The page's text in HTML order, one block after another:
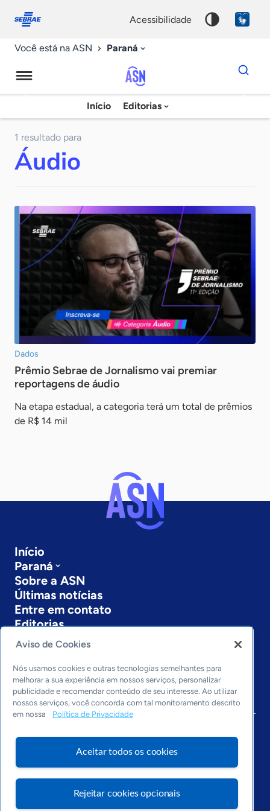
conosco
acessibilidade
Você está na ASN Paraná
Agência
Sebrae
Início Editorias
Dados
para
chave
1 resultado para
Áudio
Dados
Prêmio Sebrae de Jornalismo vai premiar
reportagens de áudio
Na etapa estadual, a categoria terá um total de prêmios
de R$ 14 mil
Início
Paraná
Sobre a ASN
Últimas notícias
Entre em contato
Editorias
Economia & Política
Inovação & Tecnologia
Cultura empreendedora
Dados
Arquivo
Aviso de Cookies
Nós usamos cookies e outras tecnologias semelhantes para
melhorar a sua experiência em nossos serviços, personalizar
publicidade e recomendar conteúdo de seu interesse. Ao utilizar
nossos serviços, você concorda com tal monitoramento descrito
em nossa
Política de Privacidade
Aceitar todos os cookies
Rejeitar cookies opcionais